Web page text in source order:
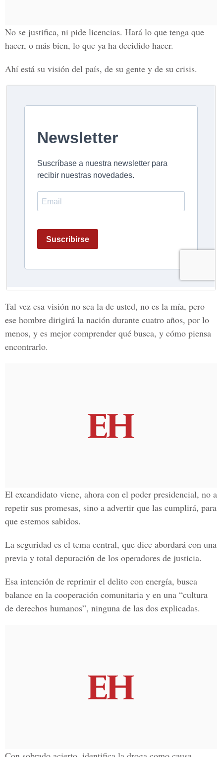
No se justifica, ni pide licencias. Hará lo que tenga que
hacer, o más bien, lo que ya ha decidido hacer.
Ahí está su visión del país, de su gente y de su crisis.
Tal vez esa visión no sea la de usted, no es la mía, pero
ese hombre dirigirá la nación durante cuatro años, por lo
menos, y es mejor comprender qué busca, y cómo piensa
encontrarlo.
El excandidato viene, ahora con el poder presidencial, no a
repetir sus promesas, sino a advertir que las cumplirá, para
que estemos sabidos.
La seguridad es el tema central, que dice abordará con una
previa y total depuración de los operadores de justicia.
Esa intención de reprimir el delito con energía, busca
balance en la cooperación comunitaria y en una “cultura
de derechos humanos”, ninguna de las dos explicadas.